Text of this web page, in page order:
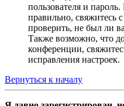
пользователя и
правильно, свяжитесь
проверить, не был ли
Также возможно, что
конференции,
исправления настроек.
Вернуться к началу